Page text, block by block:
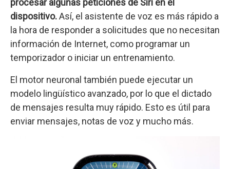
dispositivo.Así, el asistente de voz es más rápido a
la hora de responder a solicitudes que no necesitan
información de Internet, como programar un
temporizador o iniciar un entrenamiento.
El motor neuronal también puede ejecutar un
modelo lingüístico avanzado, por lo que el dictado
de mensajes resulta muy rápido. Esto es útil para
enviar mensajes, notas de voz y mucho más.